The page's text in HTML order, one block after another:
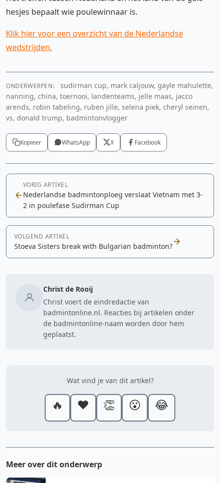
hesjes bepaalt wie poulewinnaar is.
Klik hier voor een overzicht van de Nederlandse
wedstrijden.
ONDERWERPEN:
sudirman cup, mark caljouw, gayle mahulette,
nanning, china, toernooi, landenteams, jelle maas, jacco
arends, robin tabeling, ruben jille, selena piek, cheryl seinen,
vs, donald trump, badmintonvlogger
Kopieer WhatsApp X Facebook
VORIG ARTIKEL
Nederlandse badmintonploeg verslaat Vietnam met 3-
2 in poulefase Sudirman Cup
VOLGEND ARTIKEL
Stoeva Sisters break with Bulgarian badminton?
Christ de Rooij
Christ voert de eindredactie van
badmintonline.nl. Reacties bij artikelen onder
de badmintonline-naam worden door hem
geplaatst.
Wat vind je van dit artikel?
🔥 ❤️ 👏 😮 😂
Meer over dit onderwerp